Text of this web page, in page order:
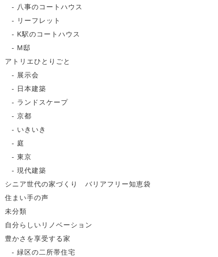
八事のコートハウス
リーフレット
K駅のコートハウス
M邸
アトリエひとりごと
展示会
日本建築
ランドスケープ
京都
いきいき
庭
東京
現代建築
シニア世代の家づくり バリアフリー知恵袋
住まい手の声
未分類
自分らしいリノベーション
豊かさを享受する家
緑区の二所帯住宅